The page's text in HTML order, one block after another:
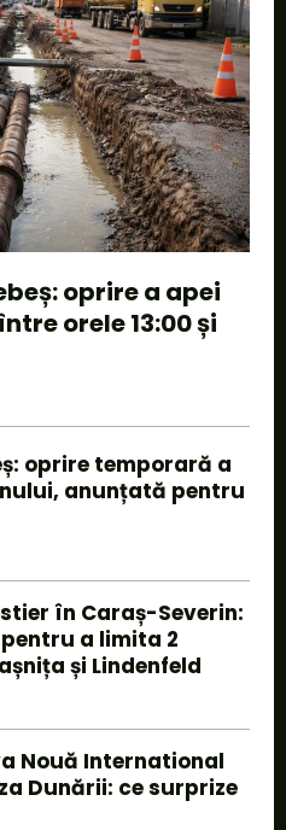
oprire a apei
orele 13:00 și
oprire temporară a
anunțată pentru
în Caraș-Severin:
a limita 2
și Lindenfeld
Nouă International
Dunării: ce surprize